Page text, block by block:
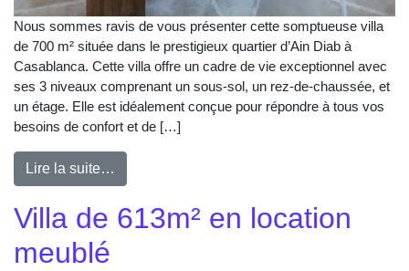
Nous sommes ravis de vous présenter cette somptueuse villa
de 700 m² située dans le prestigieux quartier d’Ain Diab à
Casablanca. Cette villa offre un cadre de vie exceptionnel avec
ses 3 niveaux comprenant un sous-sol, un rez-de-chaussée, et
un étage. Elle est idéalement conçue pour répondre à tous vos
besoins de confort et de […]
Lire la suite…
Villa de 613m² en location
meublé